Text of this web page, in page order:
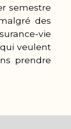
semestre
des
vie
veulent
prendre